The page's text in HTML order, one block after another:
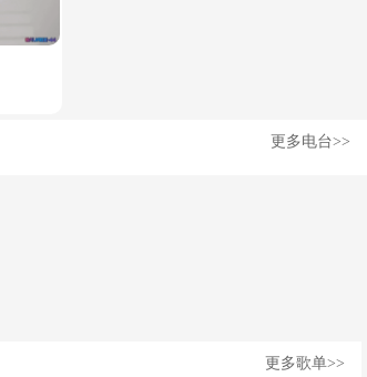
更多电台>>
更多歌单>>